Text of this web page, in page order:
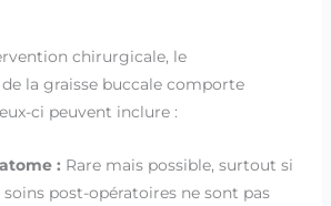
chirurgicale, le
la graisse buccale comporte
ci peuvent inclure :
: Rare mais possible, surtout si
post-opératoires ne sont pas